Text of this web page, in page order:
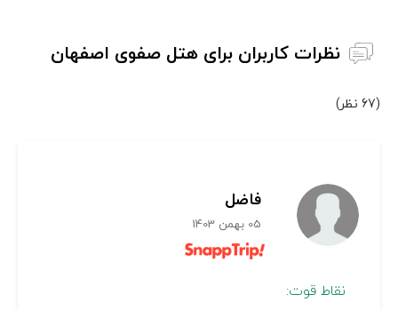
نظرات کاربران برای هتل صفوی اصفهان
(67 نظر)
فاضل
05 بهمن 1403
نقاط قوت: